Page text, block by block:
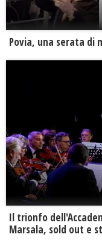
Povia, una serata di
Il trionfo
Marsala, sold out e